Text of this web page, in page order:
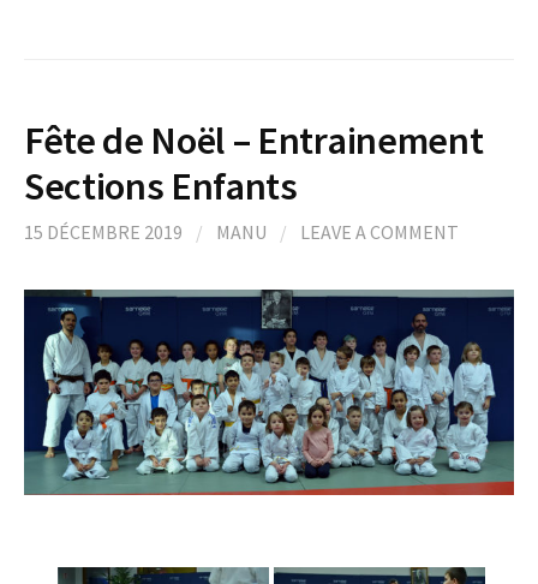
Fête de Noël – Entrainement
Sections Enfants
15 DÉCEMBRE 2019 / MANU / LEAVE A COMMENT